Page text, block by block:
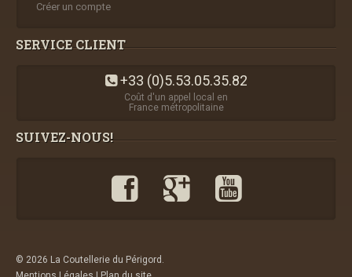
Créer un compte
SERVICE CLIENT
+33 (0)5.53.05.35.82
Coût d'un appel local en
France métropolitaine
SUIVEZ-NOUS!
© 2026 La Coutellerie du Périgord.